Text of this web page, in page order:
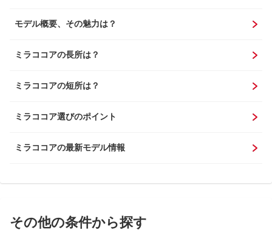
モデル概要、その魅力は？
ミラココアの長所は？
ミラココアの短所は？
ミラココア選びのポイント
ミラココアの最新モデル情報
その他の条件から探す